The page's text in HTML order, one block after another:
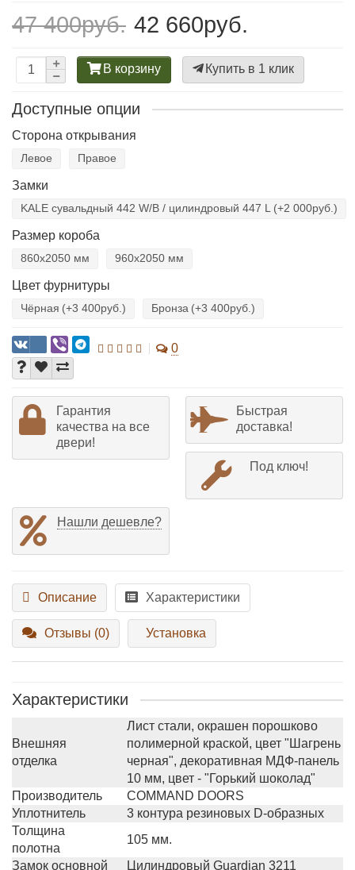
47 400руб. 42 660руб.
В корзину Купить в 1 клик
Доступные опции
Сторона открывания
Левое Правое
Замки
KALE сувальдный 442 W/B / цилиндровый 447 L (+2 000руб.)
Размер короба
860х2050 мм 960х2050 мм
Цвет фурнитуры
Чёрная (+3 400руб.) Бронза (+3 400руб.)
0
Гарантия
качества на все
двери!
Быстрая
доставка!
Под ключ!
Нашли дешевле?
Описание Характеристики
Отзывы (0) Установка
Характеристики
Внешняя
отделка
Лист стали, окрашен порошково
полимерной краской, цвет "Шагрень
черная", декоративная МДФ-панель
10 мм, цвет - "Горький шоколад"
Производитель
COMMAND DOORS
Уплотнитель
3 контура резиновых D-образных
Толщина
полотна
105 мм.
Замок основной
Цилиндровый Guardian 3211